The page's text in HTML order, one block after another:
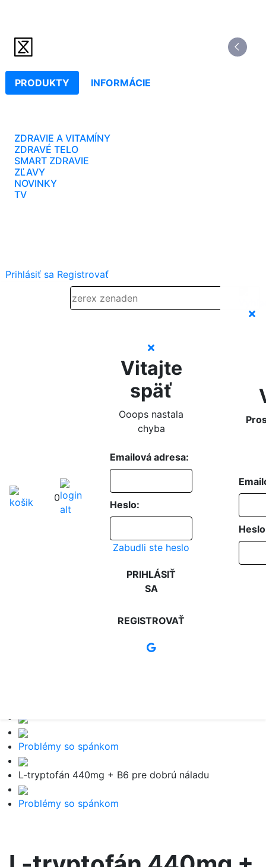
PRODUKTY INFORMÁCIE
ZDRAVIE A VITAMÍNY
ZDRAVÉ TELO
SMART ZDRAVIE
ZĽAVY
NOVINKY
TV
Prihlásiť sa Registrovať
0
Vitajte
späť
Ooops nastala
chyba
Emailová adresa:
Heslo:
Zabudli ste heslo
PRIHLÁSIŤ
SA
REGISTROVAŤ
Problémy so spánkom
L-tryptofán 440mg + B6 pre dobrú náladu
Problémy so spánkom